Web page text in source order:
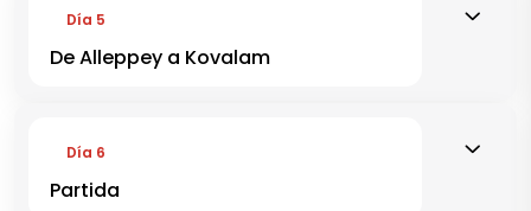
Día 5
De Alleppey a Kovalam
Día 6
Partida